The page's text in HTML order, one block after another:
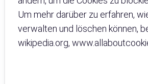
Um mehr darüber zu erfahren,
verwalten und löschen können,
wikipedia.org,